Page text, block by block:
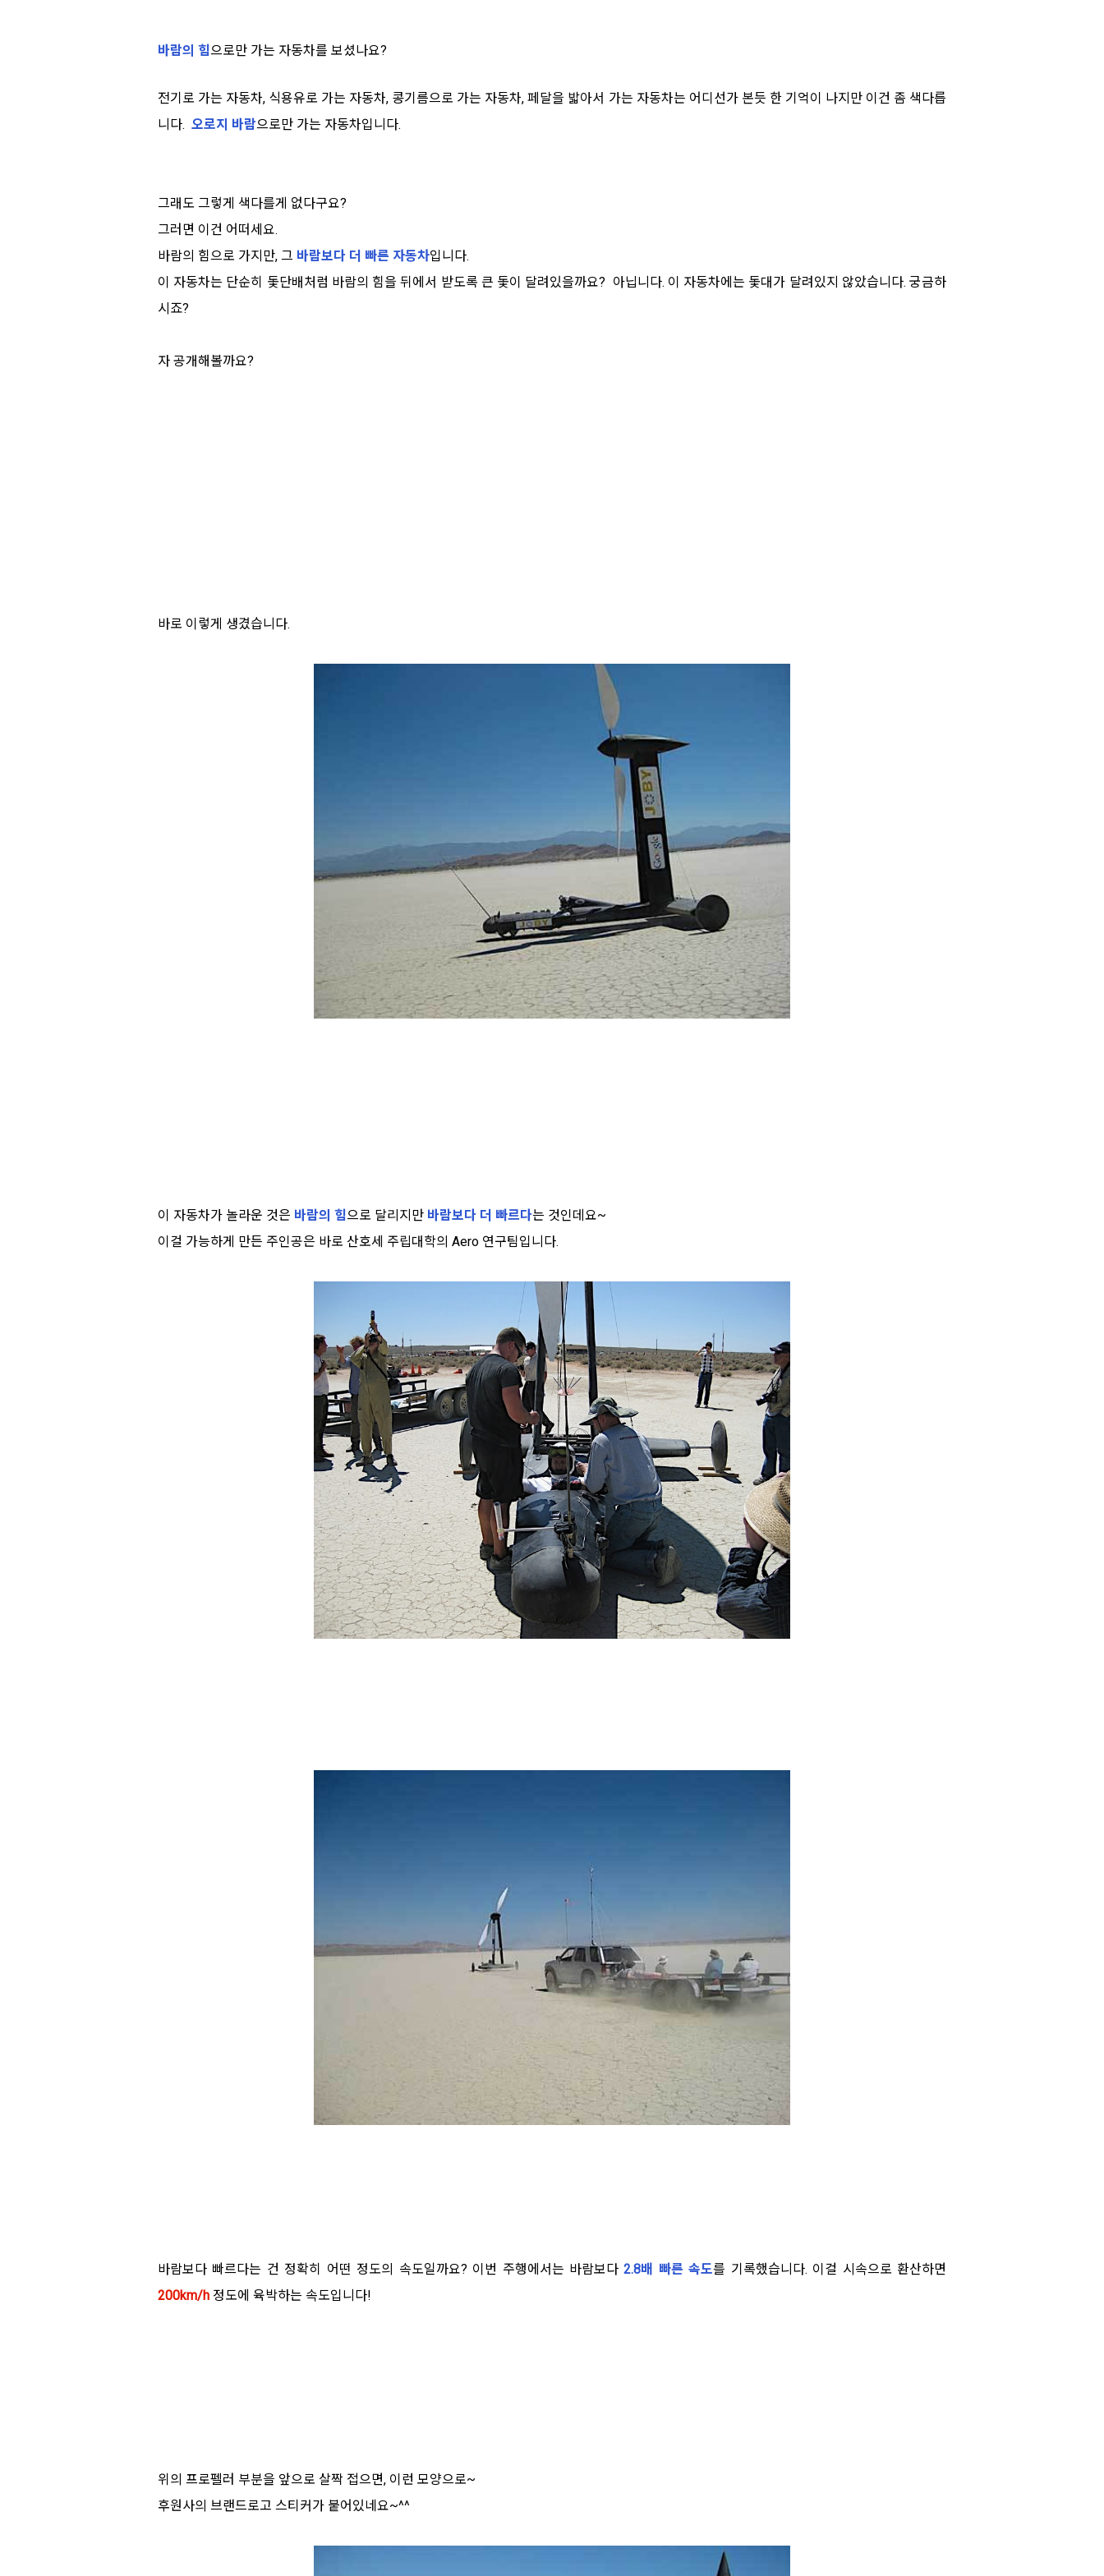
바람의 힘으로만 가는 자동차를 보셨나요?
전기로 가는 자동차, 식용유로 가는 자동차, 콩기름으로 가는 자동차, 페달을 밟아서 가는 자동차는 어디선가 본듯 한 기억이 나지만 이건 좀 색다릅
니다. 오로지 바람으로만 가는 자동차입니다.
그래도 그렇게 색다를게 없다구요?
그러면 이건 어떠세요.
바람의 힘으로 가지만, 그 바람보다 더 빠른 자동차입니다.
이 자동차는 단순히 돛단배처럼 바람의 힘을 뒤에서 받도록 큰 돛이 달려있을까요? 아닙니다. 이 자동차에는 돛대가 달려있지 않았습니다. 궁금하
시죠?
자 공개해볼까요?
바로 이렇게 생겼습니다.
이 자동차가 놀라운 것은 바람의 힘으로 달리지만 바람보다 더 빠르다는 것인데요~
이걸 가능하게 만든 주인공은 바로 산호세 주립대학의 Aero 연구팀입니다.
바람보다 빠르다는 건 정확히 어떤 정도의 속도일까요? 이번 주행에서는 바람보다2.8배 빠른 속도를 기록했습니다. 이걸 시속으로 환산하면
200km/h 정도에 육박하는 속도입니다!
위의 프로펠러 부분을 앞으로 살짝 접으면, 이런 모양으로~
후원사의 브랜드로고 스티커가 붙어있네요~^^